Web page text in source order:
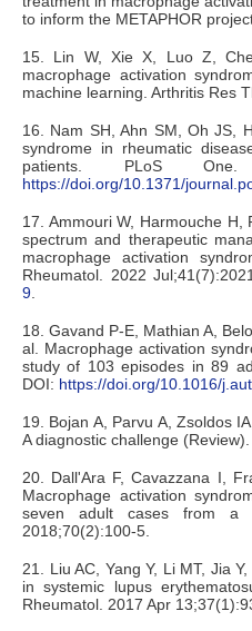
to inform the METAPHOR
15. Lin W, Xie X, Luo Z,
macrophage activation
machine learning. Arthritis Res
16. Nam SH, Ahn SM, Oh JS,
syndrome in rheumatic
patients. PLoS
https://doi.org/10.1371/
17. Ammouri W, Harmouche
spectrum and therapeutic
macrophage activation
Rheumatol. 2022
9
18. Gavand P-E, Mathian A,
al. Macrophage activation
study of 103 episodes in 89
DOI: https://doi.org/10.1016/
19. Bojan A, Parvu A, Zsoldos
A diagnostic challenge
20. Dall'Ara F, Cavazzana I,
Macrophage activation
seven adult cases from a
2018;70(2):100-5.
21. Liu AC, Yang Y, Li MT, Jia
in systemic lupus
Rheumatol. 2017 Apr